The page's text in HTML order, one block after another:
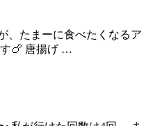
、たまーに食べたくなるア
🍗 唐揚げ …